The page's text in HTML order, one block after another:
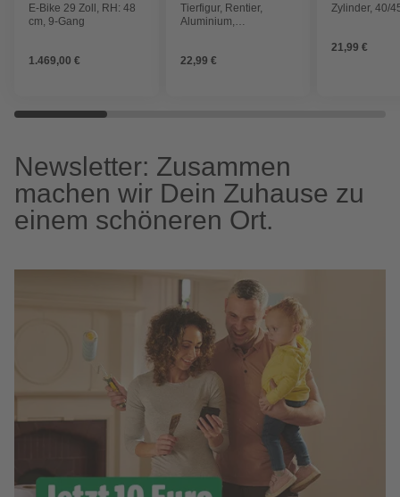
E-Bike 29 Zoll, RH: 48
cm, 9-Gang
1.469,00 €
Tierfigur, Rentier,
Aluminium,
22,99 €
Zylinder, 40/
21,99 €
Newsletter: Zusammen
machen wir Dein Zuhause zu
einem schöneren Ort.